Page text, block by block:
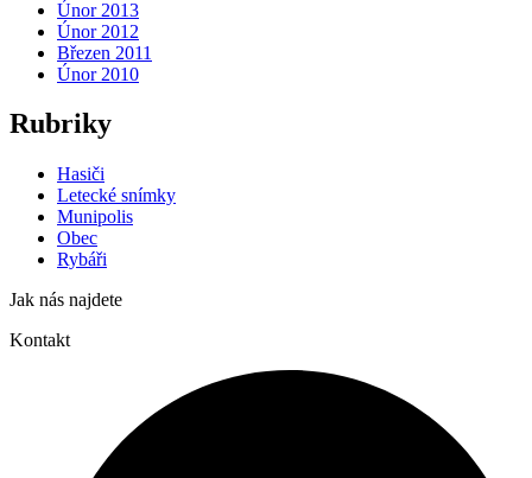
Únor 2013
Únor 2012
Březen 2011
Únor 2010
Rubriky
Hasiči
Letecké snímky
Munipolis
Obec
Rybáři
Jak nás najdete
Kontakt